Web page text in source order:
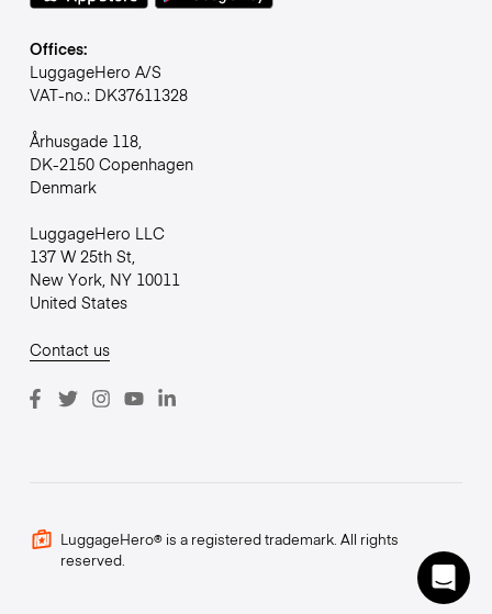
Offices:
LuggageHero A/S
VAT-no.: DK37611328
Århusgade 118,
DK-2150 Copenhagen
Denmark
LuggageHero LLC
137 W 25th St,
New York, NY 10011
United States
Contact us
LuggageHero® is a registered trademark. All rights
reserved.